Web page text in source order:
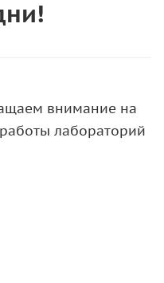
внимание на
лабораторий